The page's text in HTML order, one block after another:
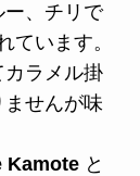
ー、チリで
ています。
ラメル掛
せんが味
Kamoteと